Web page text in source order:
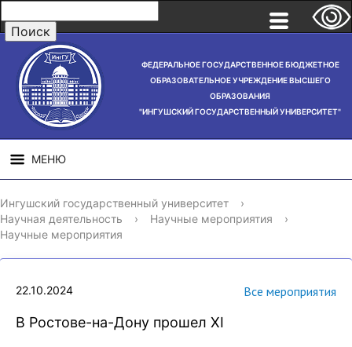
ФЕДЕРАЛЬНОЕ ГОСУДАРСТВЕННОЕ БЮДЖЕТНОЕ
ОБРАЗОВАТЕЛЬНОЕ УЧРЕЖДЕНИЕ ВЫСШЕГО
ОБРАЗОВАНИЯ
"ИНГУШСКИЙ ГОСУДАРСТВЕННЫЙ УНИВЕРСИТЕТ"
МЕНЮ
СВЕДЕНИЯ ОБ
ОБРАЗОВАТЕЛЬНОЙ
ОРГАНИЗАЦИИ
НАУЧНАЯ
ДЕЯТЕЛЬНОСТЬ
Ингушский государственный университет
›
Научная деятельность
› Научные мероприятия
›
Научные мероприятия
22.10.2024 Все мероприятия
В Ростове-на-Дону прошел XI